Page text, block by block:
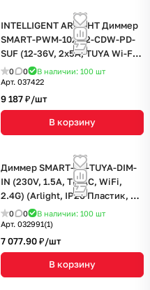
INTELLIGENT ARLIGHT Диммер
SMART-PWM-102-72-CDW-PD-
SUF (12-36V, 2x5A, TUYA Wi-Fi,
2.4G) (IARL, Контроллер)
0 0 В наличии: 100 шт
Арт. 037422
9 187 ₽/шт
В корзину
Диммер SMART-D5-TUYA-DIM-
IN (230V, 1.5A, TRIAC, WiFi,
2.4G) (Arlight, IP20 Пластик, 5
лет)
0 0 В наличии: 100 шт
Арт. 032991(1)
7 077.90 ₽/шт
В корзину